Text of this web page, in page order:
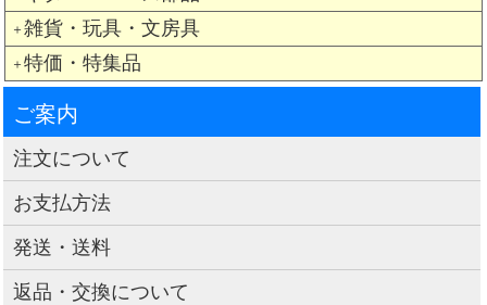
＋ 雑貨・玩具・文房具
＋ 特価・特集品
ご案内
注文について
お支払方法
発送・送料
返品・交換について